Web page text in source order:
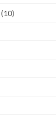
(10)